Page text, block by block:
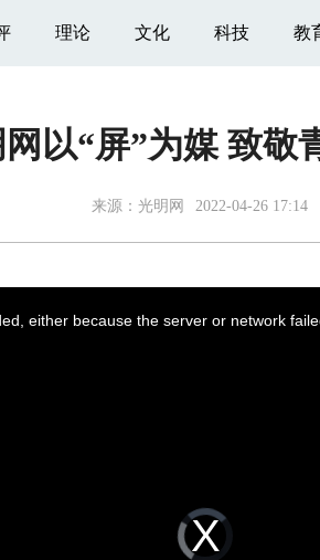
理论 文化 科技 教
以“屏”为媒 致敬
来源： 光明网 2022-04-26 17:14
Video
Player
is
loading.
either because the server or network